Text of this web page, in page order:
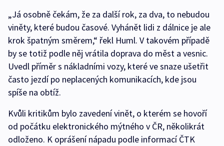
„Já osobně čekám, že za další rok, za dva, to nebudou
viněty, které budou časové. Vyhánět lidi z dálnice je ale
krok špatným směrem,“ řekl Huml. V takovém případě
by se totiž podle něj vrátila doprava do měst a vesnic.
Uvedl příměr s nákladními vozy, které ve snaze ušetřit
často jezdí po neplacených komunikacích, kde jsou
spíše na obtíž.
Kvůli kritikům bylo zavedení vinět, o kterém se hovoří
od počátku elektronického mýtného v ČR, několikrát
odloženo. K oprášení nápadu podle informací ČTK